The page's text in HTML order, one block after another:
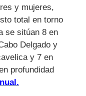
y mujeres,
total en torno
se sitúan 8 en
Delgado y
y 7 en
profundidad